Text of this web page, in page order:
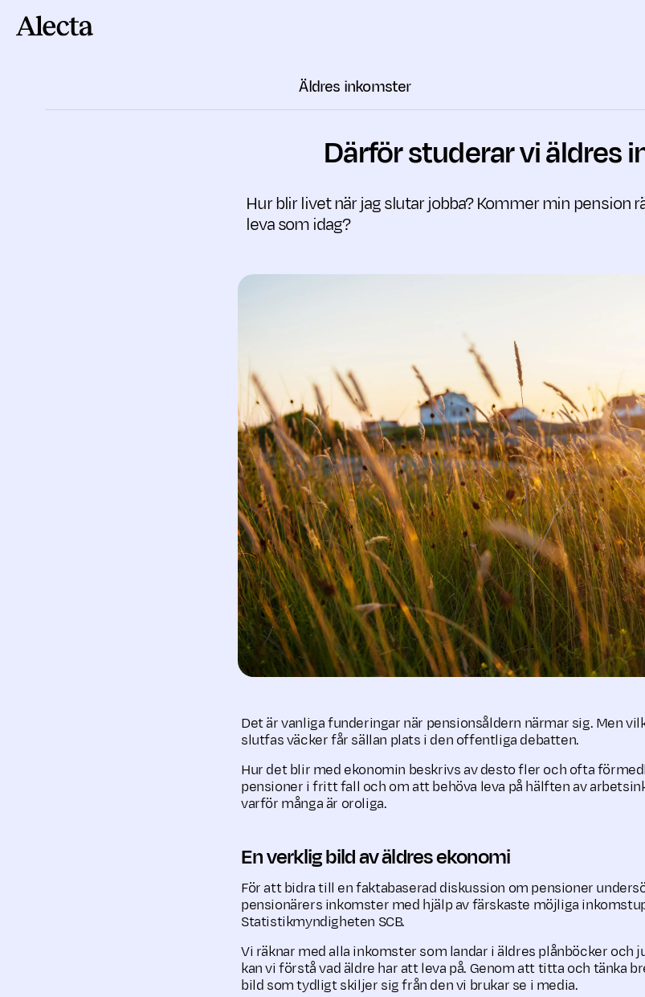
Äldres inkomster
Därför studerar vi äldres
Hur blir livet när jag slutar jobba? Kommer min pension
leva som idag?
Det är vanliga funderingar när pensionsåldern närmar sig. Men
slutfas väcker får sällan plats i den offentliga debatten.
Hur det blir med ekonomin beskrivs av desto fler och ofta
pensioner i fritt fall och om att behöva leva på hälften av
varför många är oroliga.
En verklig bild av äldres ekonomi
För att bidra till en faktabaserad diskussion om pensioner
pensionärers inkomster med hjälp av färskaste möjliga
Statistikmyndigheten SCB.
Vi räknar med alla inkomster som landar i äldres plånböcker och
kan vi förstå vad äldre har att leva på. Genom att titta och tänka
bild som tydligt skiljer sig från den vi brukar se i media.